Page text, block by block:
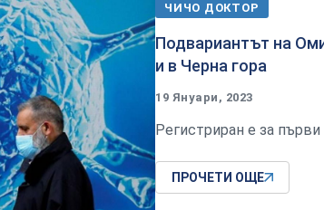
ЧИЧО ДОКТОР
Подвариантът на
и в Черна гора
19 Януари, 2023
Регистриран е за
ПРОЧЕТИ ОЩЕ